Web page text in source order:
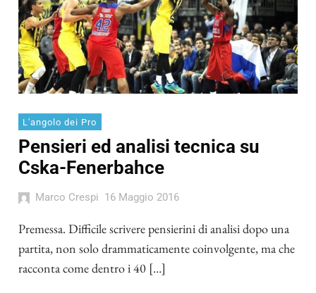
L'angolo dei Pro
Pensieri ed analisi tecnica su
Cska-Fenerbahce
Marco Crespi 16 Maggio 2016
Premessa. Difficile scrivere pensierini di analisi dopo una
partita, non solo drammaticamente coinvolgente, ma che
racconta come dentro i 40 […]